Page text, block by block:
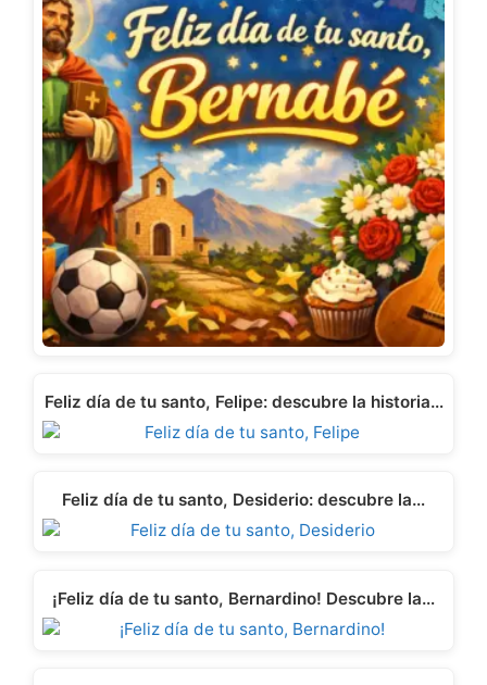
Feliz día de tu santo, Felipe: descubre la historia…
Feliz día de tu santo, Desiderio: descubre la…
¡Feliz día de tu santo, Bernardino! Descubre la…